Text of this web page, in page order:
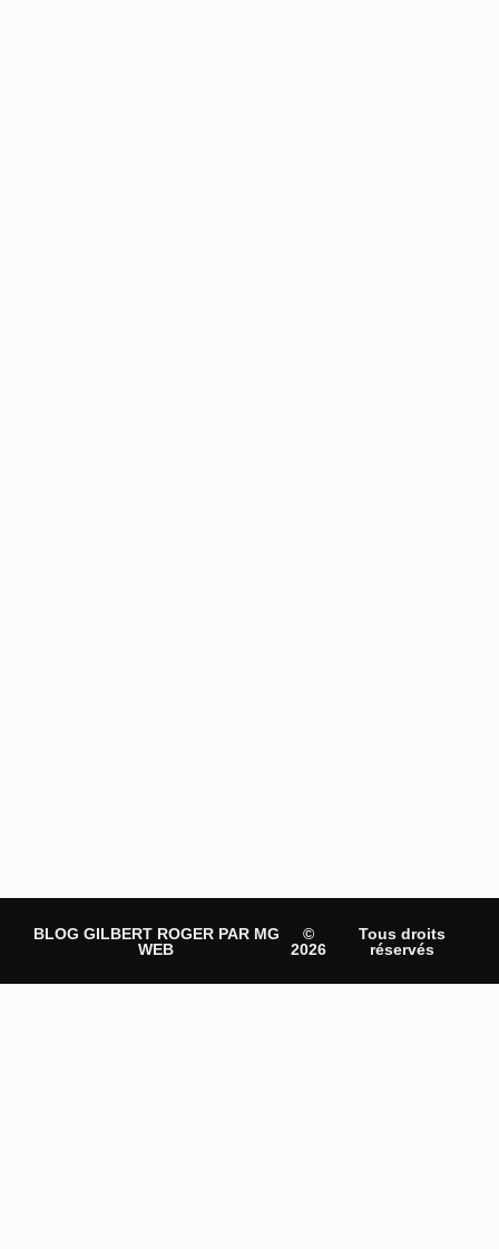
BLOG GILBERT ROGER PAR MG
WEB
©
2026
Tous droits
réservés